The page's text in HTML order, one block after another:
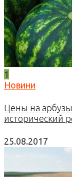
1
Новини
Цены на
исторический
25.08.2017